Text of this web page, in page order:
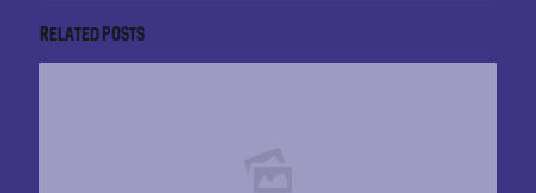
Related posts